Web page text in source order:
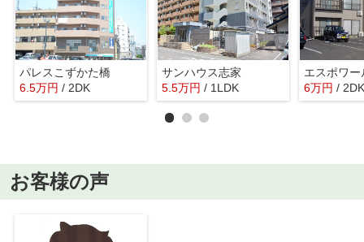
パレスこずかた橋
6.5万円 / 2DK
サンハウス志家
5.5万円 / 1LDK
エスポワ
6万円 / 2DK
お客様の声